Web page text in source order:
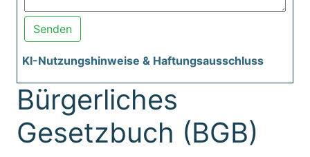
Senden
KI-Nutzungshinweise & Haftungsausschluss
Bürgerliches
Gesetzbuch (BGB)